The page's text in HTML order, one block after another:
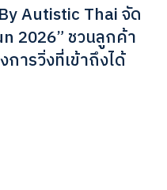
Autistic Thai จัด
2026” ชวนลูกค้า
ารวิ่งที่เข้าถึงได้